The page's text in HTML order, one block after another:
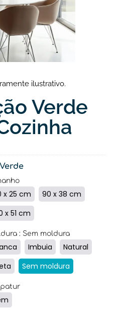
ilustrativo.
Verde
x 25 cm
90 x 38 cm
x 51 cm
: Sem moldura
Imbuia
Natural
Sem moldura